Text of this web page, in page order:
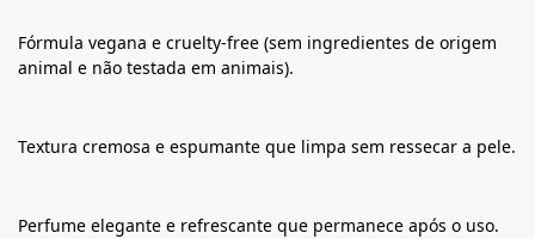
Fórmula vegana e cruelty-free (sem ingredientes de origem
animal e não testada em animais).
Textura cremosa e espumante que limpa sem ressecar a pele.
Perfume elegante e refrescante que permanece após o uso.